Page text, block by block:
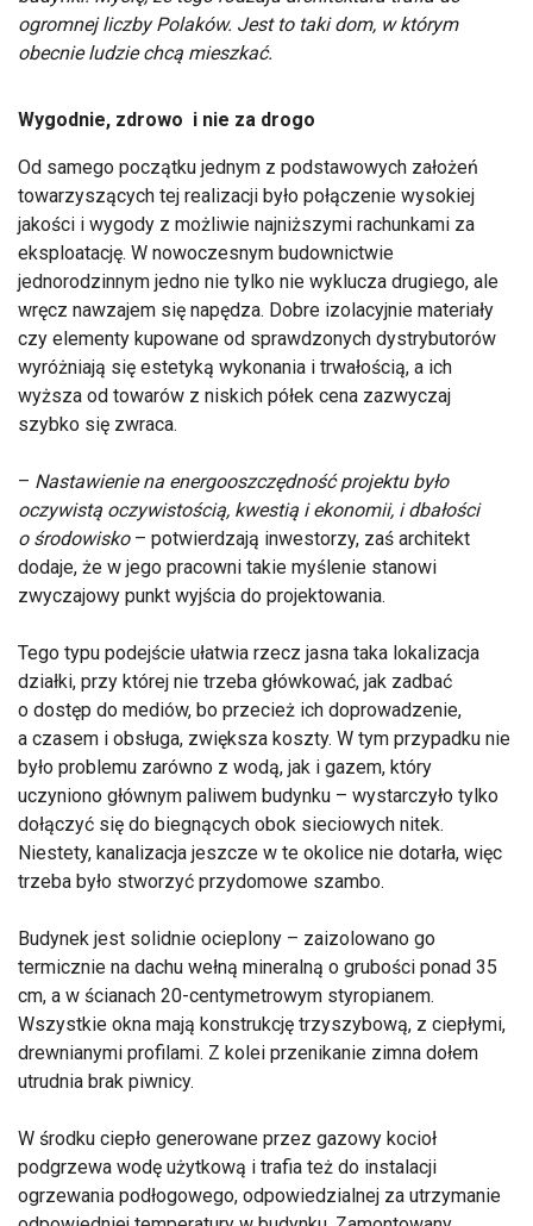
ogromnej liczby Polaków. Jest to taki dom, w którym
obecnie ludzie chcą mieszkać.
Wygodnie, zdrowo i nie za drogo
Od samego początku jednym z podstawowych założeń
towarzyszących tej realizacji było połączenie wysokiej
jakości i wygody z możliwie najniższymi rachunkami za
eksploatację. W nowoczesnym budownictwie
jednorodzinnym jedno nie tylko nie wyklucza drugiego, ale
wręcz nawzajem się napędza. Dobre izolacyjnie materiały
czy elementy kupowane od sprawdzonych dystrybutorów
wyróżniają się estetyką wykonania i trwałością, a ich
wyższa od towarów z niskich półek cena zazwyczaj
szybko się zwraca.
– Nastawienie na energooszczędność projektu było
oczywistą oczywistością, kwestią i ekonomii, i dbałości
o środowisko– potwierdzają inwestorzy, zaś architekt
dodaje, że w jego pracowni takie myślenie stanowi
zwyczajowy punkt wyjścia do projektowania.
Tego typu podejście ułatwia rzecz jasna taka lokalizacja
działki, przy której nie trzeba główkować, jak zadbać
o dostęp do mediów, bo przecież ich doprowadzenie,
a czasem i obsługa, zwiększa koszty. W tym przypadku nie
było problemu zarówno z wodą, jak i gazem, który
uczyniono głównym paliwem budynku – wystarczyło tylko
dołączyć się do biegnących obok sieciowych nitek.
Niestety, kanalizacja jeszcze w te okolice nie dotarła, więc
trzeba było stworzyć przydomowe szambo.
Budynek jest solidnie ocieplony – zaizolowano go
termicznie na dachu wełną mineralną o grubości ponad 35
cm, a w ścianach 20-centymetrowym styropianem.
Wszystkie okna mają konstrukcję trzyszybową, z ciepłymi,
drewnianymi profilami. Z kolei przenikanie zimna dołem
utrudnia brak piwnicy.
W środku ciepło generowane przez gazowy kocioł
podgrzewa wodę użytkową i trafia też do instalacji
ogrzewania podłogowego, odpowiedzialnej za utrzymanie